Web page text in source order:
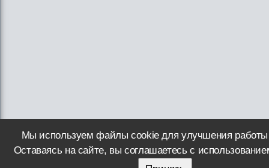
Мы используем файлы cookie для улучшения работы
Оставаясь на сайте, вы соглашаетесь с